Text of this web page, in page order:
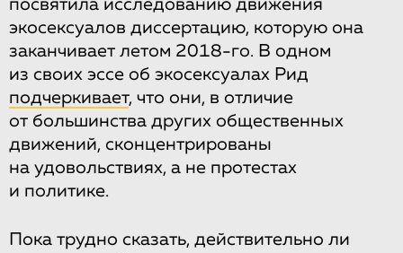
посвятила исследованию движения
экосексуалов диссертацию, которую она
заканчивает летом 2018-го. В одном
из своих эссе об экосексуалах Рид
подчеркивает, что они, в отличие
от большинства других общественных
движений, сконцентрированы
на удовольствиях, а не протестах
и политике.
Пока трудно сказать, действительно ли